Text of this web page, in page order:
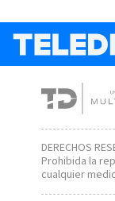
DERECHOS
Prohibida la
cualquier